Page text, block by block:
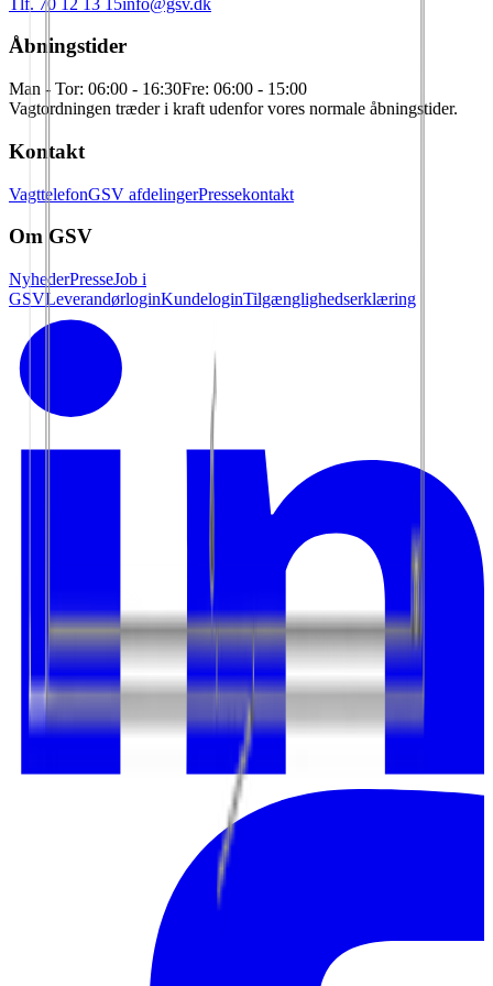
Åbningstider
Man - Tor: 06:00 - 16:30Fre: 06:00 - 15:00
Vagtordningen træder i kraft udenfor vores normale åbningstider.
Kontakt
VagttelefonGSV afdelingerPressekontakt
Om GSV
NyhederPresseJob i
GSVLeverandørloginKundeloginTilgænglighedserklæring